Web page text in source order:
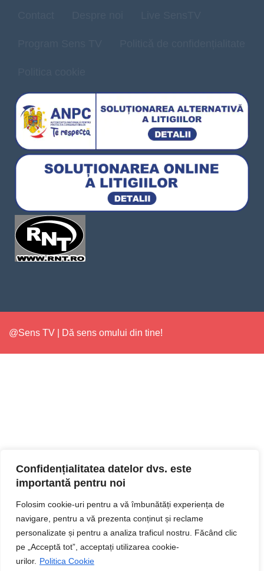
Confidențialitatea datelor dvs. este
importantă pentru noi
Folosim cookie-uri pentru a vă îmbunătăți experiența de
navigare, pentru a vă prezenta conținut și reclame
personalizate și pentru a analiza traficul nostru. Făcând clic
pe „Acceptă tot”, acceptați utilizarea cookie-
urilor. Politica Cookie
@Sens TV | Dă sens omului din tine!